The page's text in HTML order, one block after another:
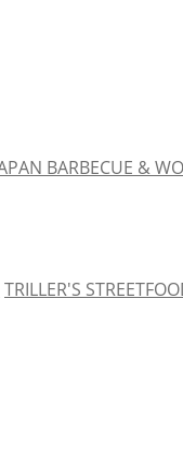
BARBECUE &
TRILLER'S